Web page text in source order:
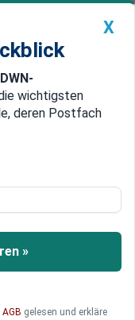
Premium
China
Demo:
auf dem
X
DWN-
wichtigsten
deren Postfach
»
AGB gelesen und erkläre